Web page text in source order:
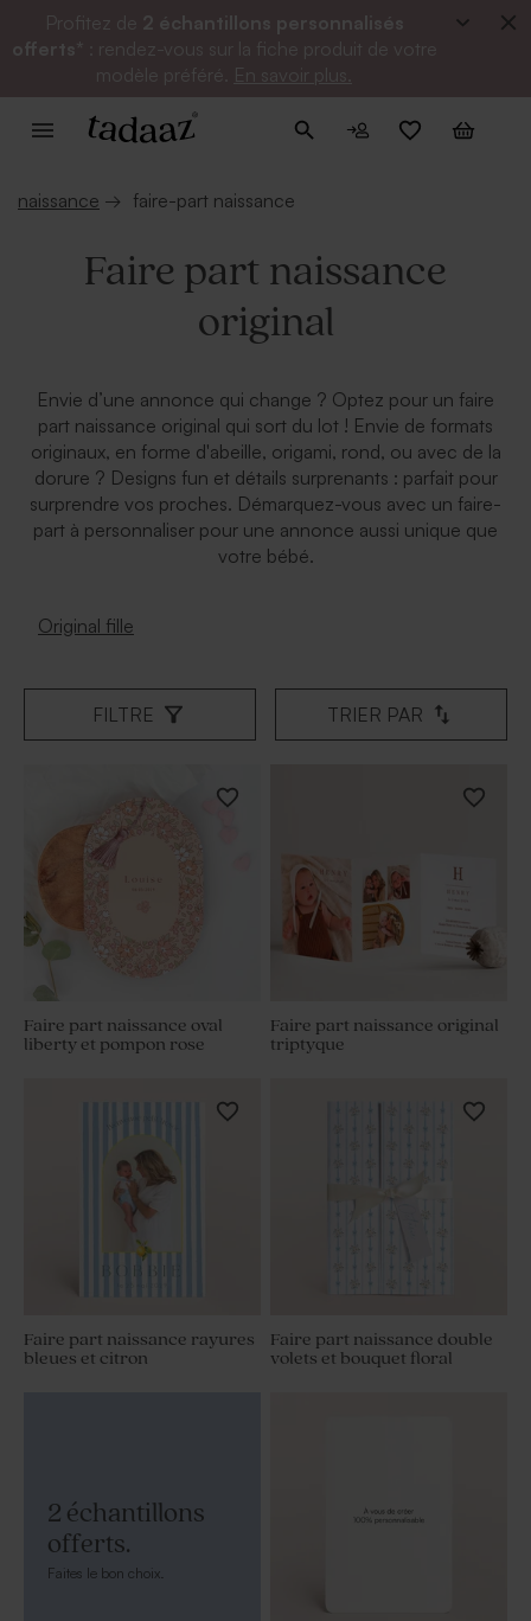
Profitez de 2 échantillons personnalisés
offerts*
: rendez-vous sur la fiche produit de votre
modèle préféré. En savoir plus.
naissance → faire-part naissance
Faire part naissance
original
Envie d’une annonce qui change ? Optez pour un faire
part naissance original qui sort du lot ! Envie de formats
originaux, en forme d'abeille, origami, rond, ou avec de la
dorure ? Designs fun et détails surprenants : parfait pour
surprendre vos proches. Démarquez-vous avec un faire-
part à personnaliser pour une annonce aussi unique que
votre bébé.
Original fille
FILTRE TRIER PAR
2 échantillons
offerts.
Faites le bon choix.
Faire part naissance oval
liberty et pompon rose
Faire part naissance original
triptyque
Faire part naissance rayures
bleues et citron
Faire part naissance double
volets et bouquet floral